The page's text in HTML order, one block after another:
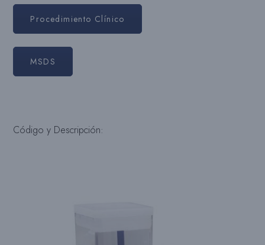
Procedimiento Clínico
MSDS
Código y Descripción: